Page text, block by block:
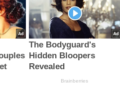
The Bodyguard's
Hidden Bloopers
Revealed
Brainberries